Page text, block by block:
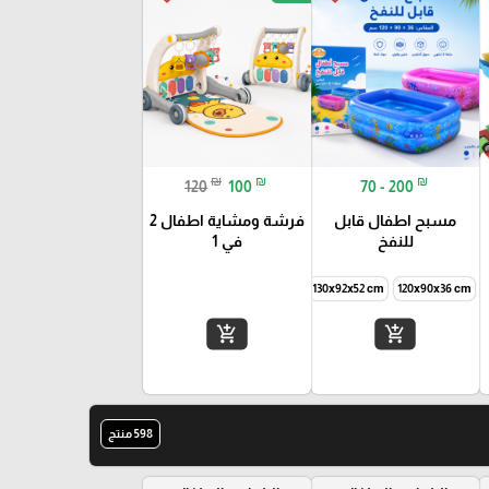
70 - 200 ₪
مسبح اطفال قابل
للنفخ
120x90x36 cm
130x92x52 cm
add_shopping_cart
120 ₪ 100 ₪
فرشة ومشاية اطفال 2
في 1
add_shopping_cart
598 منتج